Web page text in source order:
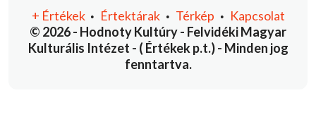
© 2026 - Hodnoty Kultúry - Felvidéki Magyar
Kulturális Intézet - ( Értékek p.t.) - Minden jog
fenntartva.
+ Értékek • Értektárak• Térkép • Kapcsolat